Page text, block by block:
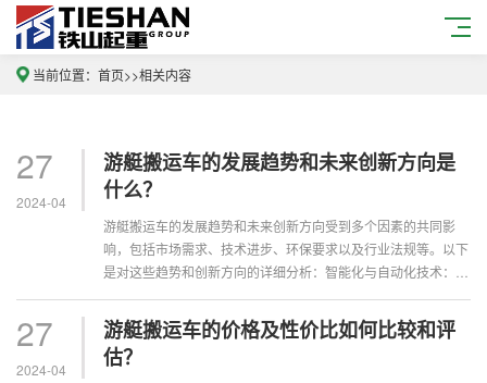
当前位置： 首页>>相关内容
27
2024-04
游艇搬运车的发展趋势和未来创新方向是
什么？
游艇搬运车的发展趋势和未来创新方向受到多个因素的共同影
响，包括市场需求、技术进步、环保要求以及行业法规等。以下
是对这些趋势和创新方向的详细分析：智能化与自动化技术：随
27
2024-04
游艇搬运车的价格及性价比如何比较和评
估？